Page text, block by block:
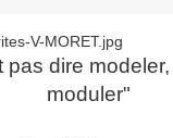
pas dire
moduler"